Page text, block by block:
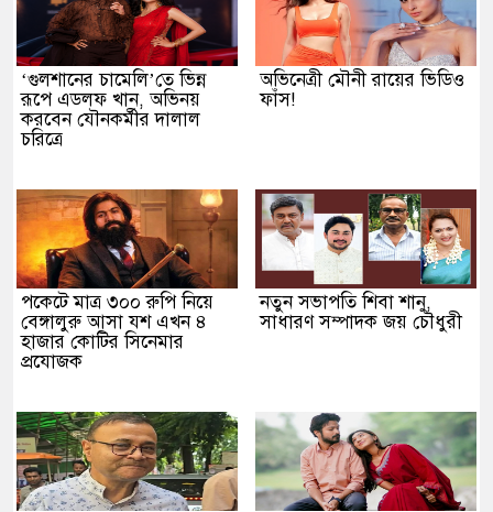
‘গুলশানের চামেলি’তে ভিন্ন
রূপে এডলফ খান, অভিনয়
করবেন যৌনকর্মীর দালাল
চরিত্রে
অভিনেত্রী মৌনী রায়ের ভিডিও
ফাঁস!
পকেটে মাত্র ৩০০ রুপি নিয়ে
বেঙ্গালুরু আসা যশ এখন ৪
হাজার কোটির সিনেমার
প্রযোজক
নতুন সভাপতি শিবা শানু,
সাধারণ সম্পাদক জয় চৌধুরী